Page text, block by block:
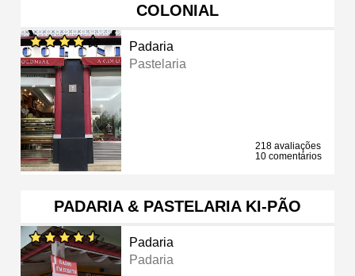
COLONIAL
Padaria
Pastelaria
218 avaliações
10 comentários
PADARIA & PASTELARIA KI-PÃO
Padaria
Padaria